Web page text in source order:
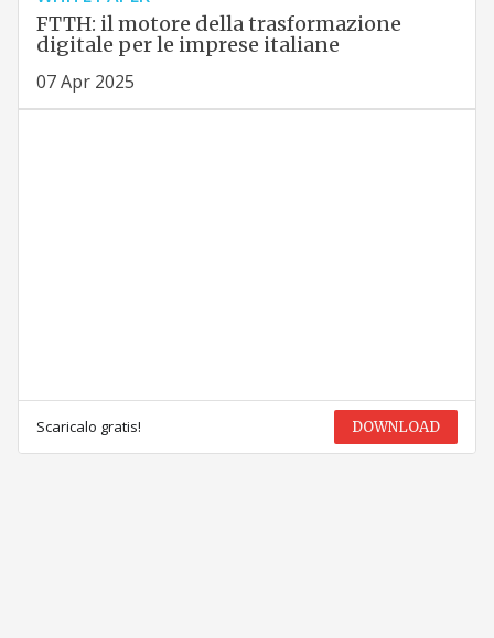
FTTH: il motore della trasformazione
digitale per le imprese italiane
07 Apr 2025
Scaricalo gratis! DOWNLOAD